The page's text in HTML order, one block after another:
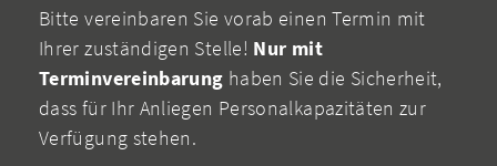
Bitte vereinbaren Sie vorab einen Termin mit
Ihrer zuständigen Stelle! Nur mit
Terminvereinbarung haben Sie die Sicherheit,
dass für Ihr Anliegen Personalkapazitäten zur
Verfügung stehen.